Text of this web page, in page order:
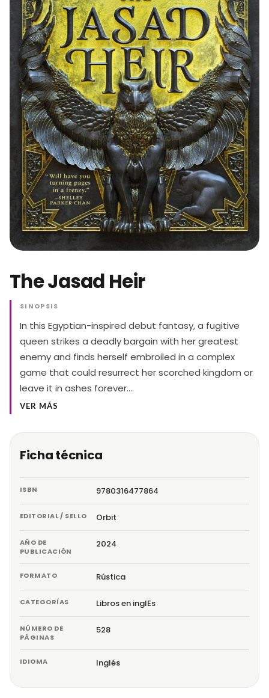
The Jasad Heir
SINOPSIS
In this Egyptian-inspired debut fantasy, a fugitive
queen strikes a deadly bargain with her greatest
enemy and finds herself embroiled in a complex
game that could resurrect her scorched kingdom or
leave it in ashes forever.…
VER MÁS
Ficha técnica
ISBN 9780316477864
EDITORIAL / SELLO Orbit
AÑO DE
PUBLICACIÓN
2024
FORMATO Rústica
CATEGORÍAS Libros en inglEs
NÚMERO DE
PÁGINAS
528
IDIOMA Inglés